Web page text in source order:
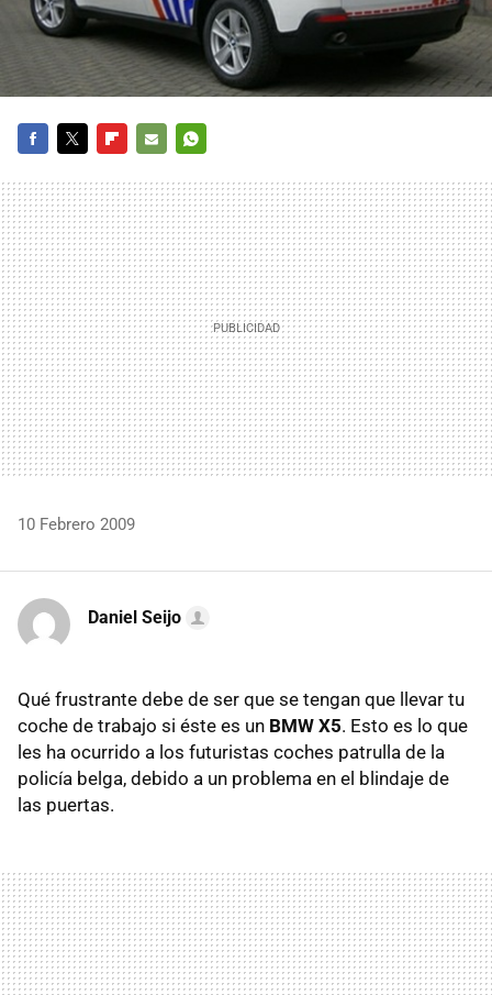
MAIL
10 Febrero 2009
Daniel Seijo
Qué frustrante debe de ser que se tengan que llevar tu
coche de trabajo si éste es un BMW X5. Esto es lo que
les ha ocurrido a los futuristas coches patrulla de la
policía belga, debido a un problema en el blindaje de
las puertas.